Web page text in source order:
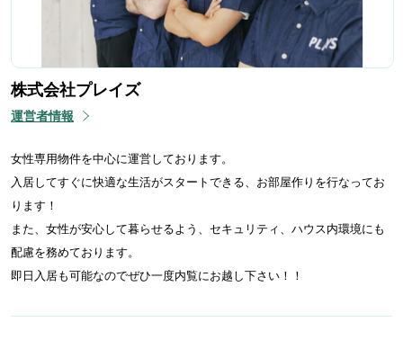
株式会社プレイズ
運営者情報
女性専用物件を中心に運営しております。
入居してすぐに快適な生活がスタートできる、お部屋作りを行なってお
ります！
また、女性が安心して暮らせるよう、セキュリティ、ハウス内環境にも
配慮を務めております。
即日入居も可能なのでぜひ一度内覧にお越し下さい！！